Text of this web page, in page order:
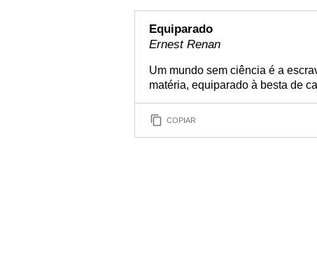
Equiparado
Ernest Renan
Um mundo sem ciência é a
matéria, equiparado à besta de
COPIAR